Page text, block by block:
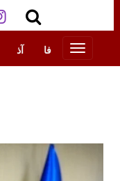
آذ فا